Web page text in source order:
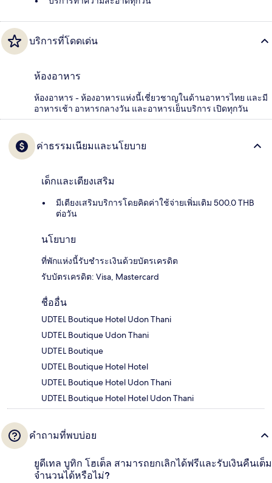
บริการที่โดดเด่น
ห้องอาหาร
ห้องอาหาร - ห้องอาหารแห่งนี้เชี่ยวชาญในด้านอาหารไทย และมี
อาหารเช้า อาหารกลางวัน และอาหารเย็นบริการ เปิดทุกวัน
ค่าธรรมเนียมและนโยบาย
เด็กและเตียงเสริม
มีเตียงเสริมบริการโดยคิดค่าใช้จ่ายเพิ่มเติม 500.0 THB
ต่อวัน
นโยบาย
ที่พักแห่งนี้รับชำระเงินด้วยบัตรเครดิต
รับบัตรเครดิต: Visa, Mastercard
ชื่ออื่น
UDTEL Boutique Hotel Udon Thani
UDTEL Boutique Udon Thani
UDTEL Boutique
UDTEL Boutique Hotel Hotel
UDTEL Boutique Hotel Udon Thani
UDTEL Boutique Hotel Hotel Udon Thani
คำถามที่พบบ่อย
ยูดีเทล บูทิก โฮเต็ล สามารถยกเลิกได้ฟรีและรับเงินคืนเต็ม
จำนวนได้หรือไม่?